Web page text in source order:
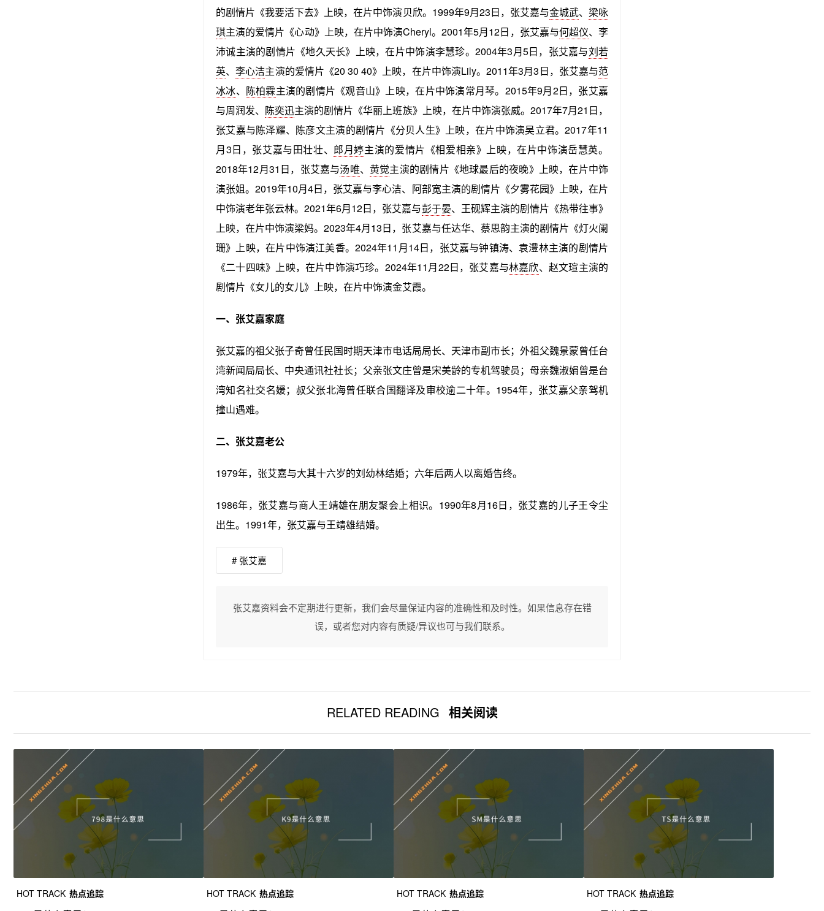
的剧情片《我要活下去》上映，在片中饰演贝欣。1999年9月23日，张艾嘉与金城武、 梁咏
琪主演的爱情片《心动》上映，在片中饰演Cheryl。2001年5月12日，张艾嘉与何超仪、李
沛诚主演的剧情片《地久天长》上映，在片中饰演李慧珍。2004年3月5日，张艾嘉与刘若
英、李心洁主演的爱情片《20 30 40》上映，在片中饰演Lily。2011年3月3日，张艾嘉与范
冰冰、 陈柏霖主演的剧情片《观音山》上映，在片中饰演常月琴。2015年9月2日，张艾嘉
与周润发、 陈奕迅主演的剧情片《华丽上班族》上映，在片中饰演张威。2017年7月21日，
张艾嘉与陈泽耀、陈彦文主演的剧情片《分贝人生》上映，在片中饰演吴立君。2017年11
月3日，张艾嘉与田壮壮、 郎月婷主演的爱情片《相爱相亲》上映，在片中饰演岳慧英。
2018年12月31日，张艾嘉与汤唯、黄觉主演的剧情片《地球最后的夜晚》上映，在片中饰
演张姐。2019年10月4日，张艾嘉与李心洁、阿部宽主演的剧情片《夕雾花园》上映，在片
中饰演老年张云林。2021年6月12日，张艾嘉与彭于晏、王砚辉主演的剧情片《热带往事》
上映，在片中饰演梁妈。2023年4月13日，张艾嘉与任达华、蔡思韵主演的剧情片《灯火阑
珊》上映，在片中饰演江美香。2024年11月14日，张艾嘉与钟镇涛、袁澧林主演的剧情片
《二十四味》上映，在片中饰演巧珍。2024年11月22日，张艾嘉与林嘉欣、赵文瑄主演的
剧情片《女儿的女儿》上映，在片中饰演金艾霞。
一、张艾嘉家庭
张艾嘉的祖父张子奇曾任民国时期天津市电话局局长、天津市副市长；外祖父魏景蒙曾任台
湾新闻局局长、中央通讯社社长；父亲张文庄曾是宋美龄的专机驾驶员；母亲魏淑娟曾是台
湾知名社交名媛；叔父张北海曾任联合国翻译及审校逾二十年。1954年，张艾嘉父亲驾机
撞山遇难。
二、张艾嘉老公
1979年，张艾嘉与大其十六岁的刘幼林结婚；六年后两人以离婚告终。
1986年，张艾嘉与商人王靖雄在朋友聚会上相识。1990年8月16日，张艾嘉的儿子王令尘
出生。1991年，张艾嘉与王靖雄结婚。
# 张艾嘉
张艾嘉资料会不定期进行更新，我们会尽量保证内容的准确性和及时性。如果信息存在错
误，或者您对内容有质疑/异议也可与我们联系。
RELATED READING 相关阅读
HOT TRACK 热点追踪 HOT TRACK 热点追踪 HOT TRACK 热点追踪 HOT TRACK 热点追踪